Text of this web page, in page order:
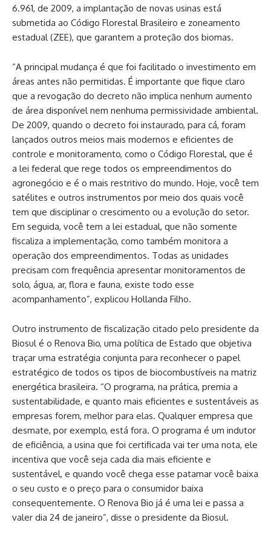
6.961, de 2009, a implantação de novas usinas está
submetida ao Código Florestal Brasileiro e zoneamento
estadual (ZEE), que garantem a proteção dos biomas.
“A principal mudança é que foi facilitado o investimento em
áreas antes não permitidas. É importante que fique claro
que a revogação do decreto não implica nenhum aumento
de área disponível nem nenhuma permissividade ambiental.
De 2009, quando o decreto foi instaurado, para cá, foram
lançados outros meios mais modernos e eficientes de
controle e monitoramento, como o Código Florestal, que é
a lei federal que rege todos os empreendimentos do
agronegócio e é o mais restritivo do mundo. Hoje, você tem
satélites e outros instrumentos por meio dos quais você
tem que disciplinar o crescimento ou a evolução do setor.
Em seguida, você tem a lei estadual, que não somente
fiscaliza a implementação, como também monitora a
operação dos empreendimentos. Todas as unidades
precisam com frequência apresentar monitoramentos de
solo, água, ar, flora e fauna, existe todo esse
acompanhamento”, explicou Hollanda Filho.
Outro instrumento de fiscalização citado pelo presidente da
Biosul é o Renova Bio, uma política de Estado que objetiva
traçar uma estratégia conjunta para reconhecer o papel
estratégico de todos os tipos de biocombustíveis na matriz
energética brasileira. “O programa, na prática, premia a
sustentabilidade, e quanto mais eficientes e sustentáveis as
empresas forem, melhor para elas. Qualquer empresa que
desmate, por exemplo, está fora. O programa é um indutor
de eficiência, a usina que foi certificada vai ter uma nota, ele
incentiva que você seja cada dia mais eficiente e
sustentável, e quando você chega esse patamar você baixa
o seu custo e o preço para o consumidor baixa
consequentemente. O Renova Bio já é uma lei e passa a
valer dia 24 de janeiro”, disse o presidente da Biosul.